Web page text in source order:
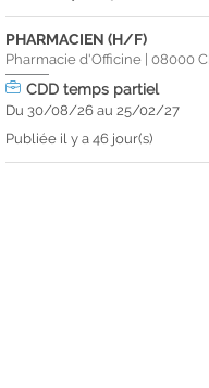
PHARMACIEN (H/F)
Pharmacie d'Officine |08000
CDDtemps partiel
Du 30/08/26 au 25/02/27
Publiée il y a 46 jour(s)